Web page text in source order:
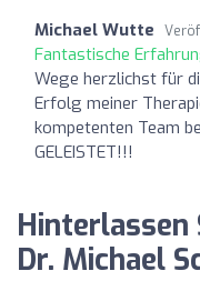
Michael Wutte
Fantastische
Wege herzlichst für
Erfolg meiner
kompetenten Team
GELEISTET!!!
Hinterlassen
Dr. Michael